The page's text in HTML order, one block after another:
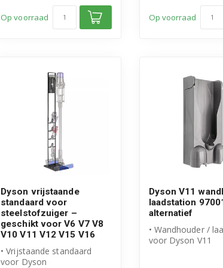
Op voorraad Op voorraad
Dyson vrijstaande
standaard voor
steelstofzuiger –
geschikt voor V6 V7 V8
V10 V11 V12 V15 V16
• Vrijstaande standaard
voor Dyson
Dyson V11
laadstation
alternatief
• Wandhouder /
voor Dyson V11